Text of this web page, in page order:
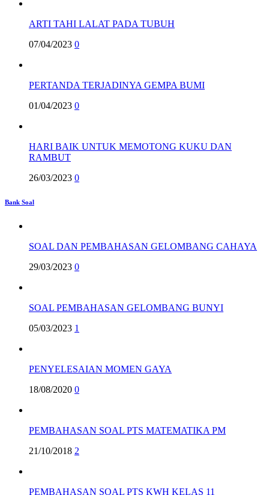
ARTI TAHI LALAT PADA TUBUH
07/04/2023 0
PERTANDA TERJADINYA GEMPA BUMI
01/04/2023 0
HARI BAIK UNTUK MEMOTONG KUKU DAN
RAMBUT
26/03/2023 0
Bank Soal
SOAL DAN PEMBAHASAN GELOMBANG CAHAYA
29/03/2023 0
SOAL PEMBAHASAN GELOMBANG BUNYI
05/03/2023 1
PENYELESAIAN MOMEN GAYA
18/08/2020 0
PEMBAHASAN SOAL PTS MATEMATIKA PM
21/10/2018 2
PEMBAHASAN SOAL PTS KWH KELAS 11